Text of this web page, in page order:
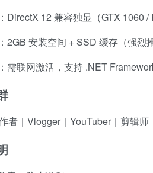
DirectX 12 兼容独显（GTX 1060 /
2GB 安装空间 + SSD 缓存（强烈
需联网激活，支持 .NET
者｜Vlogger｜YouTuber｜剪辑师